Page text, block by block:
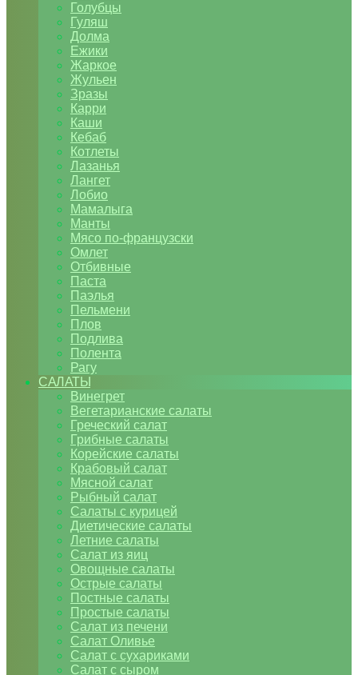
Голубцы
Гуляш
Долма
Ежики
Жаркое
Жульен
Зразы
Карри
Каши
Кебаб
Котлеты
Лазанья
Лангет
Лобио
Мамалыга
Манты
Мясо по-французски
Омлет
Отбивные
Паста
Паэлья
Пельмени
Плов
Подлива
Полента
Рагу
САЛАТЫ
Винегрет
Вегетарианские салаты
Греческий салат
Грибные салаты
Корейские салаты
Крабовый салат
Мясной салат
Рыбный салат
Салаты с курицей
Диетические салаты
Летние салаты
Салат из яиц
Овощные салаты
Острые салаты
Постные салаты
Простые салаты
Салат из печени
Салат Оливье
Салат с сухариками
Салат с сыром